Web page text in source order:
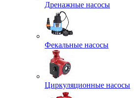
Дренажные насосы
Фекальные насосы
Циркуляционные насосы